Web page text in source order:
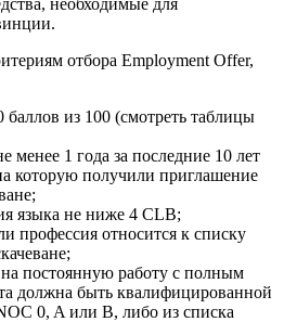
отбора Employment Offer,
из 100 (смотреть таблицы
менее 1 года за последние 10 лет
которую получили приглашение
языка не ниже 4 CLB;
профессия относится к списку
постоянную работу с полным
должна быть квалифицированной
0, A или B, либо из списка